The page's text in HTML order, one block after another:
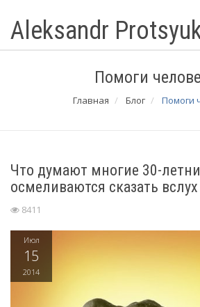
Aleksandr
Помоги
Главная Блог Помоги
Что думают многие 30-
осмеливаются сказать вслух
8411
Июл
15
2014